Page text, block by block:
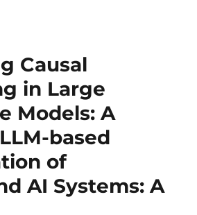
Causal
in Large
Models: A
based
of
AI Systems: A